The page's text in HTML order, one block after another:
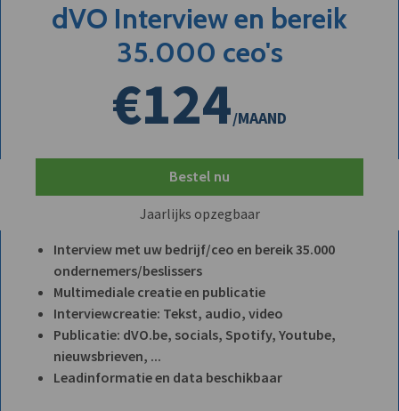
dVO Interview en bereik
35.000 ceo's
€124/MAAND
Bestel nu
Jaarlijks opzegbaar
Interview met uw bedrijf/ceo en bereik 35.000
ondernemers/beslissers
Multimediale creatie en publicatie
Interviewcreatie: Tekst, audio, video
Publicatie: dVO.be, socials, Spotify, Youtube,
nieuwsbrieven, ...
Leadinformatie en data beschikbaar